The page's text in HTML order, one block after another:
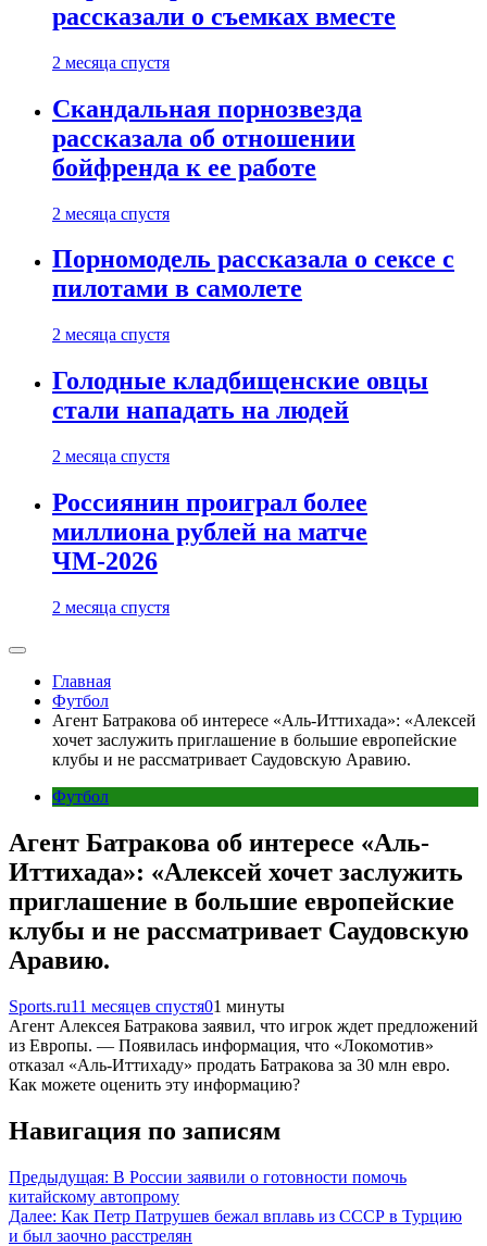
рассказали о съемках вместе
2 месяца спустя
Скандальная порнозвезда
рассказала об отношении
бойфренда к ее работе
2 месяца спустя
Порномодель рассказала о сексе с
пилотами в самолете
2 месяца спустя
Голодные кладбищенские овцы
стали нападать на людей
2 месяца спустя
Россиянин проиграл более
миллиона рублей на матче
ЧМ-2026
2 месяца спустя
Главная
Футбол
Агент Батракова об интересе «Аль-Иттихада»: «Алексей
хочет заслужить приглашение в большие европейские
клубы и не рассматривает Саудовскую Аравию.
Футбол
Агент Батракова об интересе «Аль-
Иттихада»: «Алексей хочет заслужить
приглашение в большие европейские
клубы и не рассматривает Саудовскую
Аравию.
Sports.ru11 месяцев спустя01 минуты
Агент Алексея Батракова заявил, что игрок ждет предложений
из Европы. — Появилась информация, что «Локомотив»
отказал «Аль‑Иттихаду» продать Батракова за 30 млн евро.
Как можете оценить эту информацию?
Навигация по записям
Предыдущая: В России заявили о готовности помочь
китайскому автопрому
Далее: Как Петр Патрушев бежал вплавь из СССР в Турцию
и был заочно расстрелян